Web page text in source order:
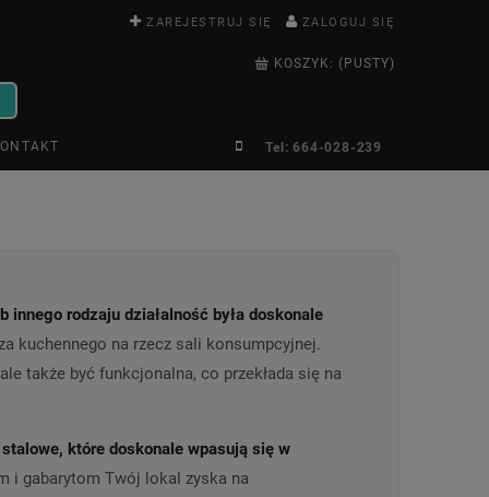
ZAREJESTRUJ SIĘ ZALOGUJ SIĘ
KOSZYK: (PUSTY)
Tel: 664-028-239
rodzaju działalność była doskonale
kuchennego na rzecz sali konsumpcyjnej.
także być funkcjonalna, co przekłada się na
które doskonale wpasują się w
i gabarytom Twój lokal zyska na